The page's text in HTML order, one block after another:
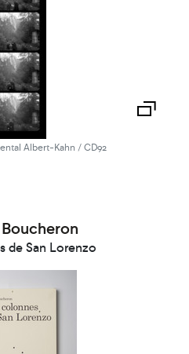
Albert-Kahn / CD92
de San Lorenzo